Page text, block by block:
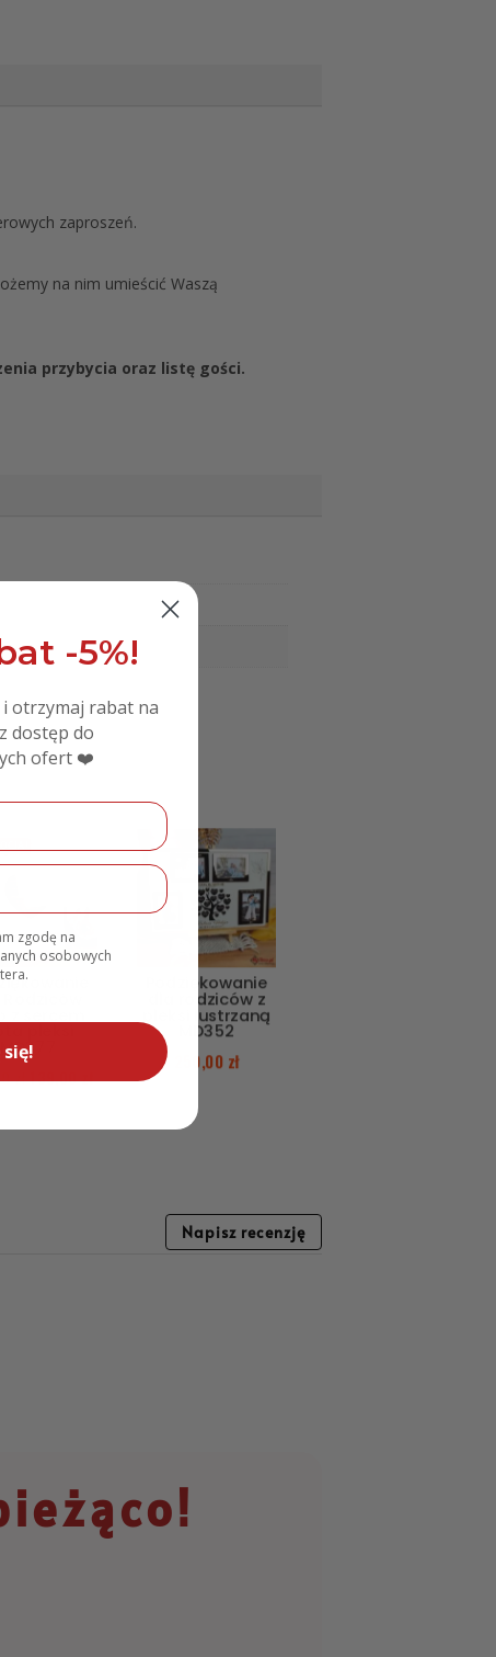
zaproszeń.
na nim umieścić Waszą
przybycia oraz listę gości.
MD377
zł139,00zł
Podziękowanie
dla rodziców z
pleksi lustrzaną
MD352
250,00 zł
Napisz recenzję
-5%!
otrzymaj rabat na
dostęp do
ofert ❤️
zgodę na
osobowych